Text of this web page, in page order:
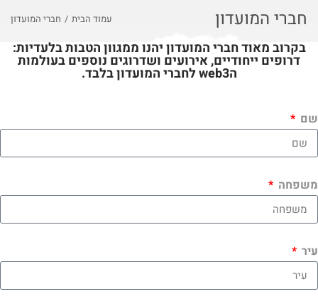
חברי המועדון עמוד הבית / חברי המועדון
בקרוב מאוד חברי המועדון יהנו ממגוון הטבות בלעדיות:
דרופים ייחודיים, אירועים ושדרוגים נוספים בעולמות
הweb3 לחברי המועדון בלבד.
שם
משפחה
עיר